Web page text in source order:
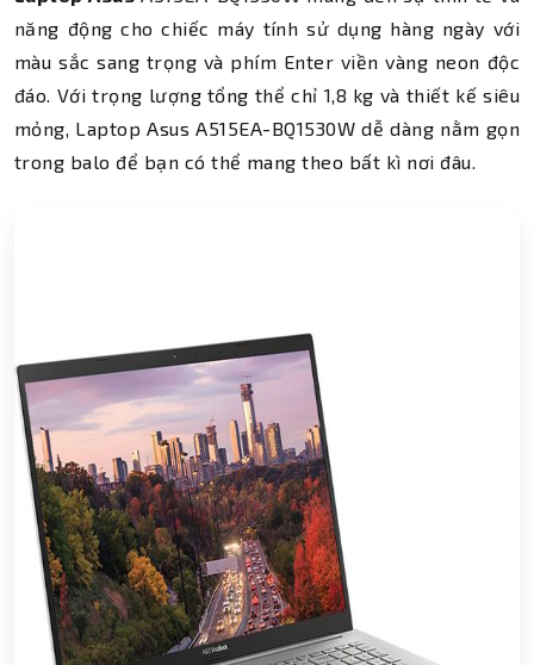
năng động cho chiếc máy tính sử dụng hàng ngày với
màu sắc sang trọng và phím Enter viền vàng neon độc
đáo. Với trọng lượng tổng thể chỉ 1,8 kg và thiết kế siêu
mỏng, Laptop Asus A515EA-BQ1530W dễ dàng nằm gọn
trong balo để bạn có thể mang theo bất kì nơi đâu.